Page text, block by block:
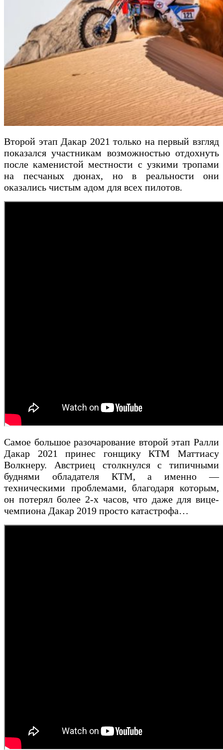
Второй этап Дакар 2021 только на первый взгляд
показался участникам возможностью отдохнуть
после каменистой местности с узкими тропами
на песчаных дюнах, но в реальности они
оказались чистым адом для всех пилотов.
Самое большое разочарование второй этап Ралли
Дакар 2021 принес гонщику КТМ Маттиасу
Волкнеру. Австриец столкнулся с типичными
буднями обладателя КТМ, а именно —
техническими проблемами, благодаря которым,
он потерял более 2-х часов, что даже для вице-
чемпиона Дакар 2019 просто катастрофа…